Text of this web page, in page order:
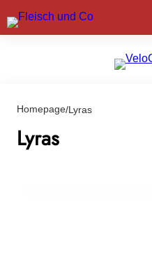
Marktführer
Homepage/Lyras
Lyras
06. März 2024
Deutsche
Innovationsführer der